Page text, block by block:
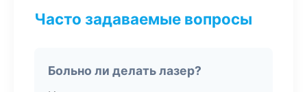
Часто задаваемые вопросы
Больно ли делать лазер?